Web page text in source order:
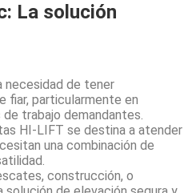
La solución
necesidad de tener
fiar, particularmente en
trabajo demandantes.
HI-LIFT se destina a atender
una combinación de
construcción, o